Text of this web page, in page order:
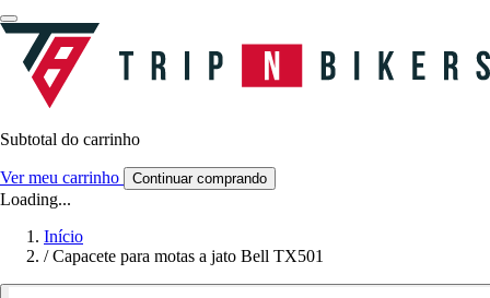
Subtotal do carrinho
Ver meu carrinho Continuar comprando
Loading...
Início
/ Capacete para motas a jato Bell TX501